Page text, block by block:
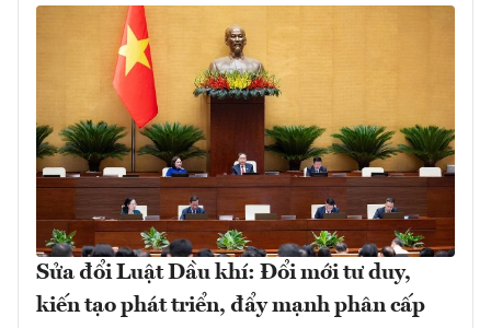
Sửa đổi Luật Dầu khí: Đổi mới tư duy,
kiến tạo phát triển, đẩy mạnh phân cấp